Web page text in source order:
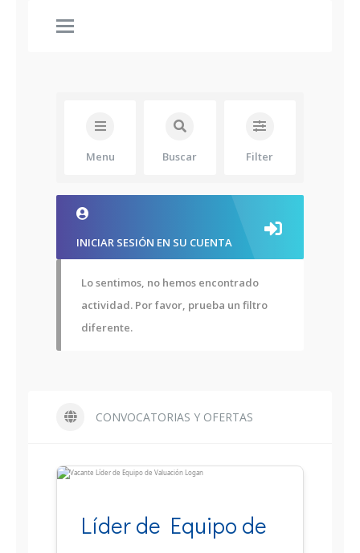
Menu Buscar Filter
INICIAR SESIÓN EN SU CUENTA
Lo sentimos, no hemos encontrado
actividad. Por favor, prueba un filtro
diferente.
CONVOCATORIAS Y OFERTAS
Líder de Equipo de